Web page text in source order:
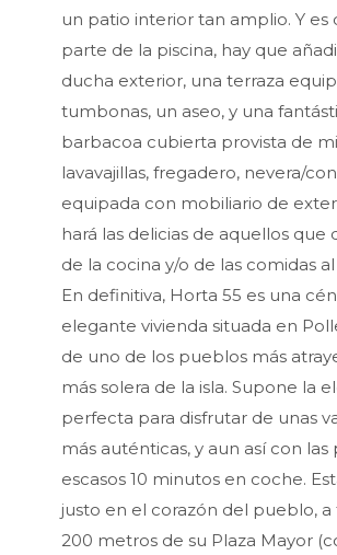
un patio interior tan amplio. Y es
parte de la piscina, hay que
ducha exterior, una terraza
tumbonas, un aseo, y una
barbacoa cubierta provista de
lavavajillas, fregadero, nevera/
equipada con mobiliario de
hará las delicias de aquellos que
de la cocina y/o de las comidas
En definitiva, Horta 55 es una
elegante vivienda situada en
de uno de los pueblos más
más solera de la isla. Supone la
perfecta para disfrutar de unas
más auténticas, y aun así con las
escasos 10 minutos en coche.
justo en el corazón del pueblo, a
200 metros de su Plaza Mayor